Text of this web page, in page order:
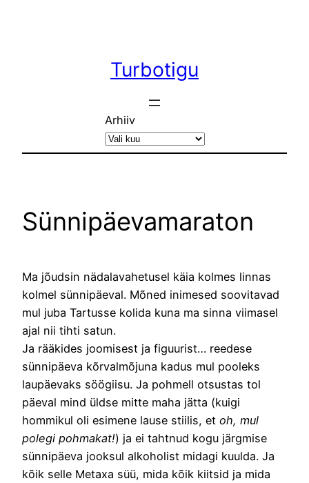
Turbotigu
Arhiiv
Sünnipäevamaraton
Ma jõudsin nädalavahetusel käia kolmes linnas
kolmel sünnipäeval. Mõned inimesed soovitavad
mul juba Tartusse kolida kuna ma sinna viimasel
ajal nii tihti satun.
Ja rääkides joomisest ja figuurist… reedese
sünnipäeva kõrvalmõjuna kadus mul pooleks
laupäevaks söögiisu. Ja pohmell otsustas tol
päeval mind üldse mitte maha jätta (kuigi
hommikul oli esimene lause stiilis, et oh, mul
polegi pohmakat!) ja ei tahtnud kogu järgmise
sünnipäeva jooksul alkoholist midagi kuulda. Ja
kõik selle Metaxa süü, mida kõik kiitsid ja mida